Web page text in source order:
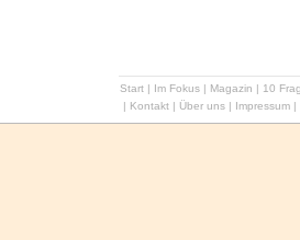
Start | Im Fokus | Magazin | 10
| Kontakt | Über uns | Impressum |